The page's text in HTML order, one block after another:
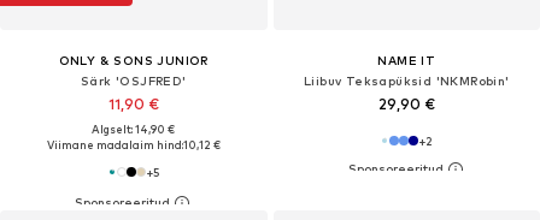
ONLY & SONS JUNIOR
Särk 'OSJFRED'
11,90 €
Algselt: 14,90 €
Viimane madalaim hind:10,12 €
+5
NAME IT
Liibuv Teksapüksid 'NKMRobin'
29,90 €
+2